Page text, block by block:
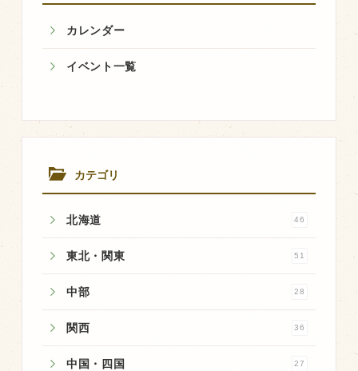
カレンダー
イベント一覧
カテゴリ
北海道 46
東北・関東 51
中部 28
関西 36
中国・四国 27
牧場のご紹介
環境・堆肥リサイクル
販売加工場
食肉加工場を新設
衛生管理体制
業務管理体制
最新の設備
ＢtoＢ受発注システム